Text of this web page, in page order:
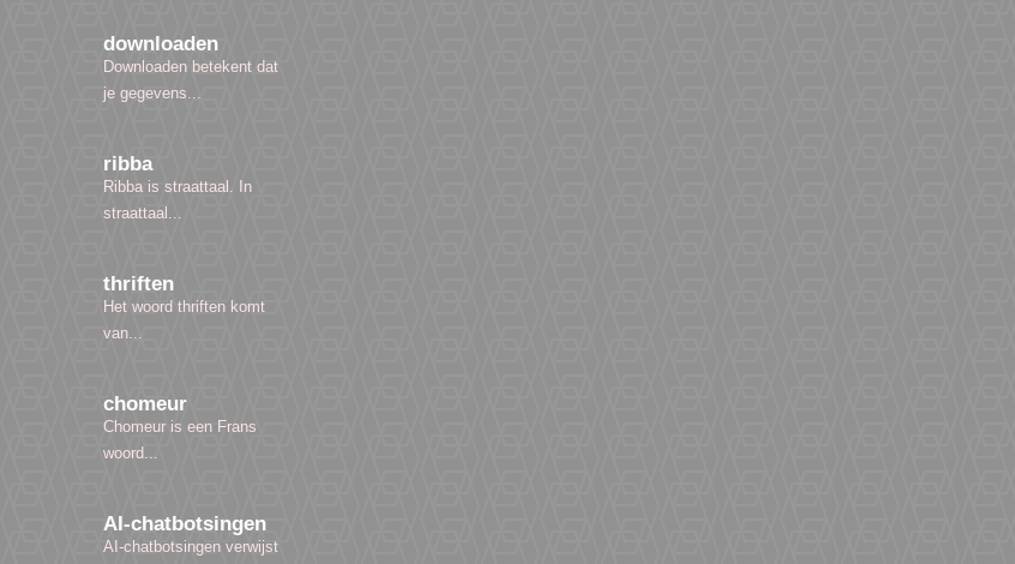
downloaden
Downloaden betekent dat
je gegevens...
ribba
Ribba is straattaal. In
straattaal...
thriften
Het woord thriften komt
van...
chomeur
Chomeur is een Frans
woord...
AI-chatbotsingen
AI-chatbotsingen verwijst